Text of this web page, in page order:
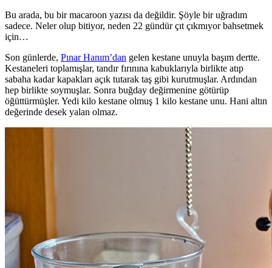
Bu arada, bu bir macaroon yazısı da değildir. Şöyle bir uğradım
sadece. Neler olup bitiyor, neden 22 gündür çıt çıkmıyor bahsetmek
için…
Son günlerde, Pınar Hanım’dan gelen kestane unuyla başım dertte.
Kestaneleri toplamışlar, tandır fırınına kabuklarıyla birlikte atıp
sabaha kadar kapakları açık tutarak taş gibi kurutmuşlar. Ardından
hep birlikte soymuşlar. Sonra buğday değirmenine götürüp
öğüttürmüşler. Yedi kilo kestane olmuş 1 kilo kestane unu. Hani altın
değerinde desek yalan olmaz.